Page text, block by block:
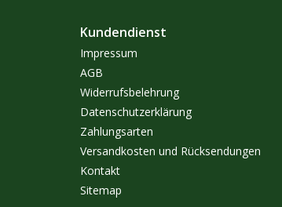
Kundendienst
Impressum
AGB
Widerrufsbelehrung
Datenschutzerklärung
Zahlungsarten
Versandkosten und Rücksendungen
Kontakt
Sitemap